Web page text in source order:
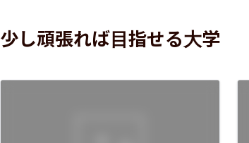
少し頑張れば目指せる大学